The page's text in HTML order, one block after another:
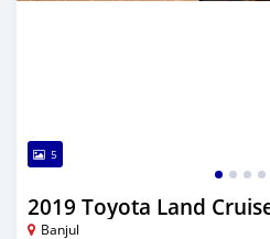
5
2019 Toyota Land
Banjul